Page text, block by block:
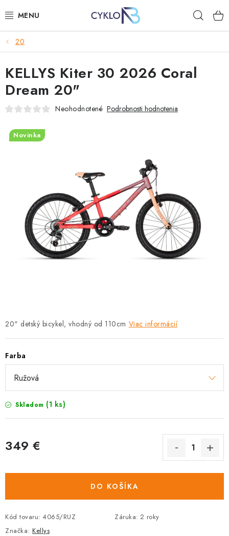
na
E-BIKE
BICYKLE
DOPLNKY
PRILBY
TRETRY
TABUĽKA VEĽKOSTÍ BICYKLOV
Tabuľka veľkostí bicyklov
Cenník servisu bicyklov
Návod SHIMANO
20
20" detský bicykel, vhodný od 110cm Viac informácií
Farba
Skladom (1 ks)
349 €
DO KOŠÍKA
Kód tovaru: 4065/RUZ Záruka: 2 roky
Značka: Kellys
KELLYS Kiter 30 2026 Coral
Dream 20"
Neohodnotené Podrobnosti hodnotenia
Novinka